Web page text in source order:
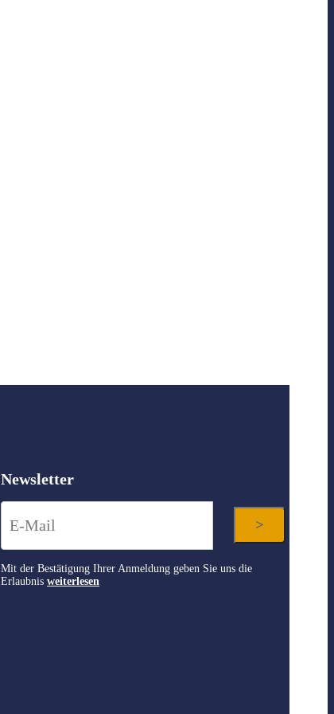
Newsletter
Mit der Bestätigung Ihrer Anmeldung geben Sie uns die
Erlaubnis weiterlesen